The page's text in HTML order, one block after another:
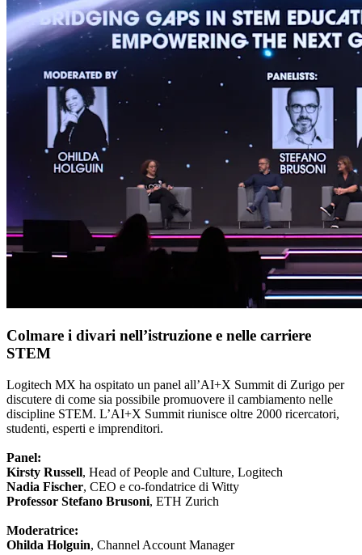
Colmare i divari nell’istruzione e nelle carriere
STEM
Logitech MX ha ospitato un panel all’AI+X Summit di Zurigo per
discutere di come sia possibile promuovere il cambiamento nelle
discipline STEM. L’AI+X Summit riunisce oltre 2000 ricercatori,
studenti, esperti e imprenditori.
Panel:
Kirsty Russell, Head of People and Culture, Logitech
Nadia Fischer, CEO e co-fondatrice di Witty
Professor Stefano Brusoni, ETH Zurich
Moderatrice:
Ohilda Holguin, Channel Account Manager